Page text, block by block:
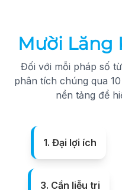
Mười Lăng
Đối với mỗi pháp số
phân tích chúng qua
nền tảng để
1. Đại lợi ích
3. Cần liễu tri